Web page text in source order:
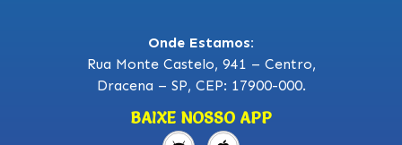
Onde Estamos:
Rua Monte Castelo, 941 – Centro,
Dracena – SP, CEP: 17900-000.
BAIXE NOSSO APP